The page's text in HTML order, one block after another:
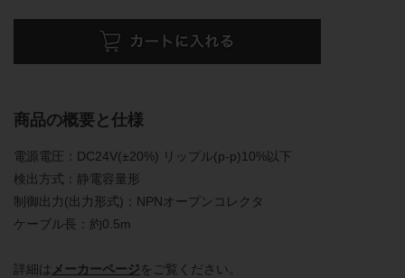
商品の概要と仕様
電源電圧：DC24V(±20%) リップル(p-p)10%以下
検出方式：静電容量形
制御出力(出力形式)：NPNオープンコレクタ
ケーブル長：約0.5m
詳細は メーカーページをご覧ください。